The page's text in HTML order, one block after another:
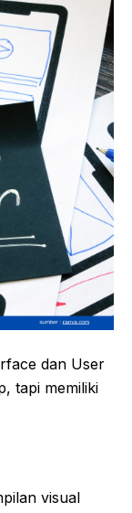
dan User
tapi memiliki
visual